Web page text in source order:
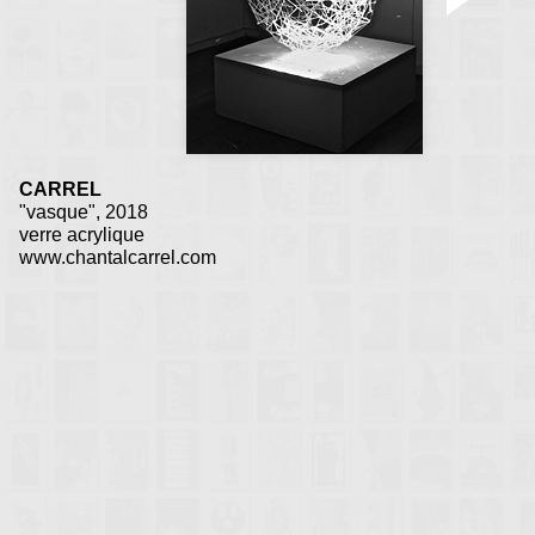
CARREL
"vasque", 2018
verre acrylique
www.chantalcarrel.com